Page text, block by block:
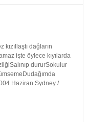
dağların
işte öylece kıyılarda
dururSokulur
Haziran Sydney /